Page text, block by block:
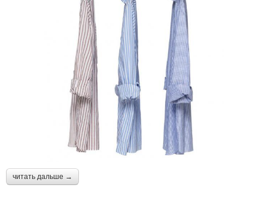
читать дальше →